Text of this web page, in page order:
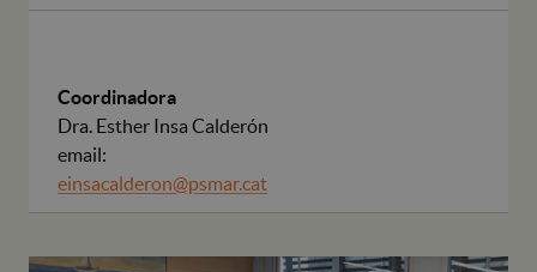
Coordinadora
Dra. Esther Insa Calderón
email:
einsacalderon@psmar.cat